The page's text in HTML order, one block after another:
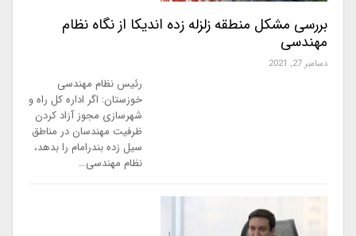
بررسی مشکل منطقه زلزله زده اندیکا از نگاه نظام
مهندسی
دسامبر 27, 2021
رئیس نظام مهندسی
خوزستان: اگر اداره کل راه و
شهرسازی مجوز آزاد کردن
ظرفیت مهندسان در مناطق
سیل زده بندرامام را بدهد،
نظام مهندسی…